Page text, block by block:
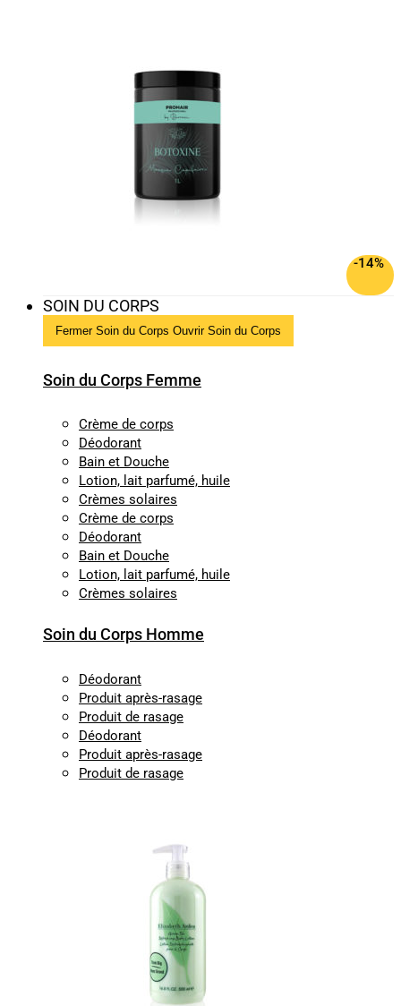
-14%
SOIN DU CORPS
Fermer Soin du Corps Ouvrir Soin du Corps
Soin du Corps Femme
Crème de corps
Déodorant
Bain et Douche
Lotion, lait parfumé, huile
Crèmes solaires
Crème de corps
Déodorant
Bain et Douche
Lotion, lait parfumé, huile
Crèmes solaires
Soin du Corps Homme
Déodorant
Produit après-rasage
Produit de rasage
Déodorant
Produit après-rasage
Produit de rasage